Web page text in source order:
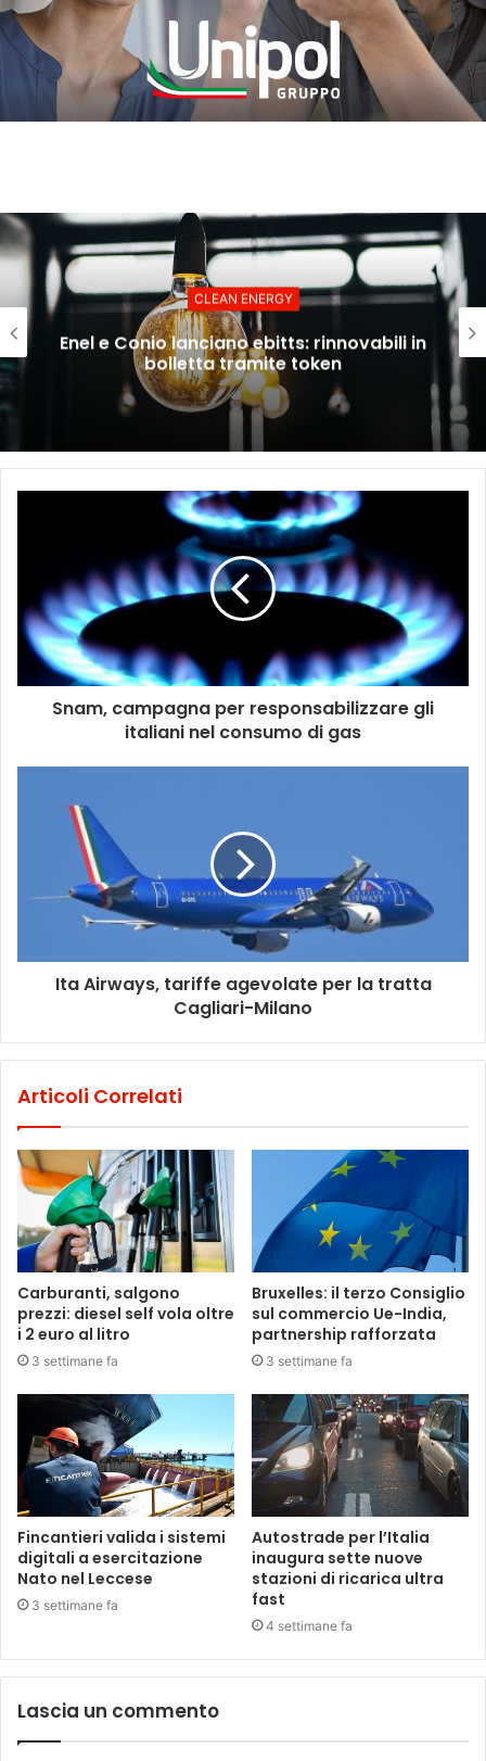
CLEAN ENERGY
Enel e Conio lanciano ebitts: rinnovabili in
bolletta tramite token
Snam, campagna per responsabilizzare gli
italiani nel consumo di gas
Ita Airways, tariffe agevolate per la tratta
Cagliari-Milano
Articoli Correlati
Carburanti, salgono
prezzi: diesel self vola oltre
i 2 euro al litro
3 settimane fa
Bruxelles: il terzo Consiglio
sul commercio Ue-India,
partnership rafforzata
3 settimane fa
Fincantieri valida i sistemi
digitali a esercitazione
Nato nel Leccese
3 settimane fa
Autostrade per l’Italia
inaugura sette nuove
stazioni di ricarica ultra
fast
4 settimane fa
Lascia un commento